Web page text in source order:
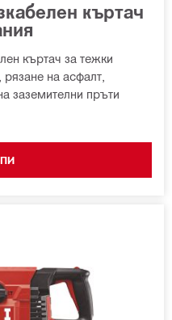
къртач
къртач за тежки
на асфалт,
заземителни пръти